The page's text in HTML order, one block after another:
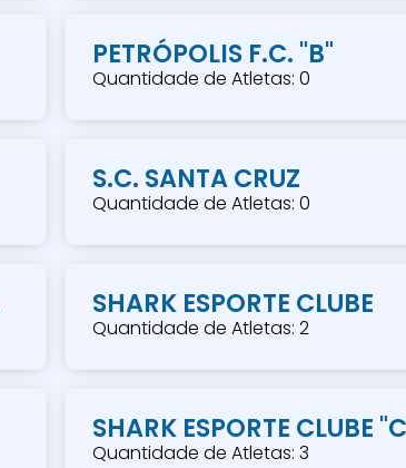
PETRÓPOLIS F.C. "B"
Quantidade de Atletas: 0
S.C. SANTA CRUZ
Quantidade de Atletas: 0
SHARK ESPORTE CLUBE
Quantidade de Atletas: 2
SHARK ESPORTE CLUBE
Quantidade de Atletas: 3